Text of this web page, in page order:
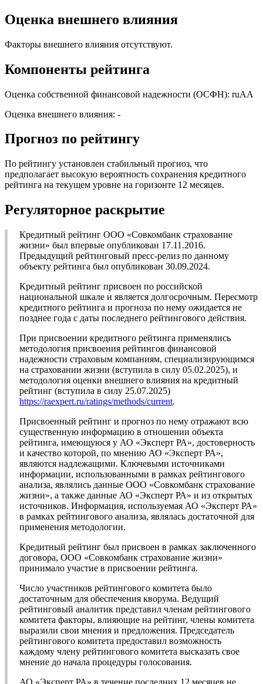
Оценка внешнего влияния
Факторы внешнего влияния отсутствуют.
Компоненты рейтинга
Оценка собственной финансовой надежности (ОСФН): ruAA
Оценка внешнего влияния: -
Прогноз по рейтингу
По рейтингу установлен стабильный прогноз, что
предполагает высокую вероятность сохранения кредитного
рейтинга на текущем уровне на горизонте 12 месяцев.
Регуляторное раскрытие
Кредитный рейтинг ООО «Совкомбанк страхование
жизни» был впервые опубликован 17.11.2016.
Предыдущий рейтинговый пресс-релиз по данному
объекту рейтинга был опубликован 30.09.2024.
Кредитный рейтинг присвоен по российской
национальной шкале и является долгосрочным. Пересмотр
кредитного рейтинга и прогноза по нему ожидается не
позднее года с даты последнего рейтингового действия.
При присвоении кредитного рейтинга применялись
методология присвоения рейтингов финансовой
надежности страховым компаниям, специализирующимся
на страховании жизни (вступила в силу 05.02.2025), и
методология оценки внешнего влияния на кредитный
рейтинг (вступила в силу 25.07.2025)
https://raexpert.ru/ratings/methods/current.
Присвоенный рейтинг и прогноз по нему отражают всю
существенную информацию в отношении объекта
рейтинга, имеющуюся у АО «Эксперт РА», достоверность
и качество которой, по мнению АО «Эксперт РА»,
являются надлежащими. Ключевыми источниками
информации, использованными в рамках рейтингового
анализа, являлись данные ООО «Совкомбанк страхование
жизни», а также данные АО «Эксперт РА» и из открытых
источников. Информация, используемая АО «Эксперт РА»
в рамках рейтингового анализа, являлась достаточной для
применения методологии.
Кредитный рейтинг был присвоен в рамках заключенного
договора, ООО «Совкомбанк страхование жизни»
принимало участие в присвоении рейтинга.
Число участников рейтингового комитета было
достаточным для обеспечения кворума. Ведущий
рейтинговый аналитик представил членам рейтингового
комитета факторы, влияющие на рейтинг, члены комитета
выразили свои мнения и предложения. Председатель
рейтингового комитета предоставил возможность
каждому члену рейтингового комитета высказать свое
мнение до начала процедуры голосования.